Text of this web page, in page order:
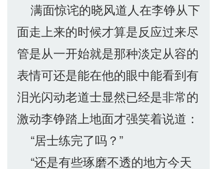
满面惊诧的晓风道人在李铮从下
面走上来的时候才算是反应过来尽
管是从一开始就是那种淡定从容的
表情可还是能在他的眼中能看到有
泪光闪动老道士显然已经是非常的
激动李铮踏上地面才强笑着说道：
“居士练完了吗？”
“还是有些琢磨不透的地方今天